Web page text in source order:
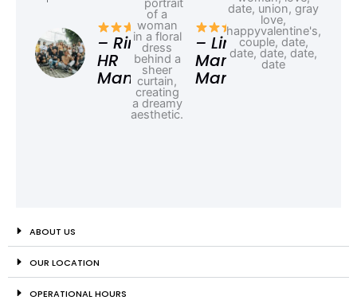
– Rina,
HR
Manager
– Linda,
Marketing
Manager
ABOUT US
OUR LOCATION
OPERATIONAL HOURS